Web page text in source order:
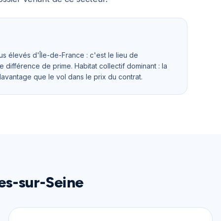
élevés d'Île-de-France : c'est le lieu de
différence de prime. Habitat collectif dominant : la
que le vol dans le prix du contrat.
sur-Seine